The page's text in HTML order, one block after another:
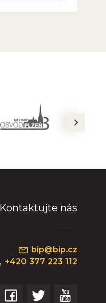
next
Kontaktujte nás
bip@bip.cz
+420 377 223 112